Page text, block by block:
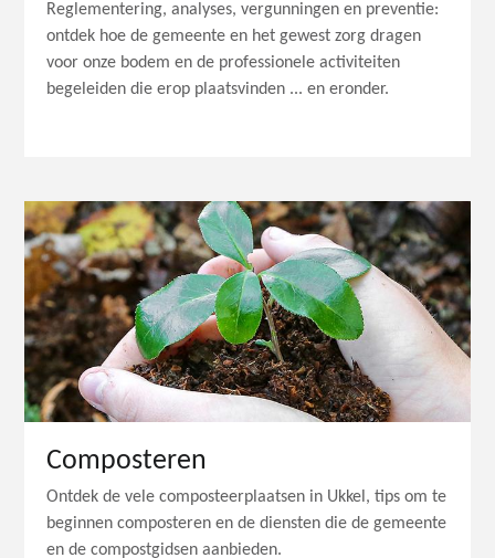
Reglementering, analyses, vergunningen en preventie:
ontdek hoe de gemeente en het gewest zorg dragen
voor onze bodem en de professionele activiteiten
begeleiden die erop plaatsvinden ... en eronder.
Composteren
Ontdek de vele composteerplaatsen in Ukkel, tips om te
beginnen composteren en de diensten die de gemeente
en de compostgidsen aanbieden.